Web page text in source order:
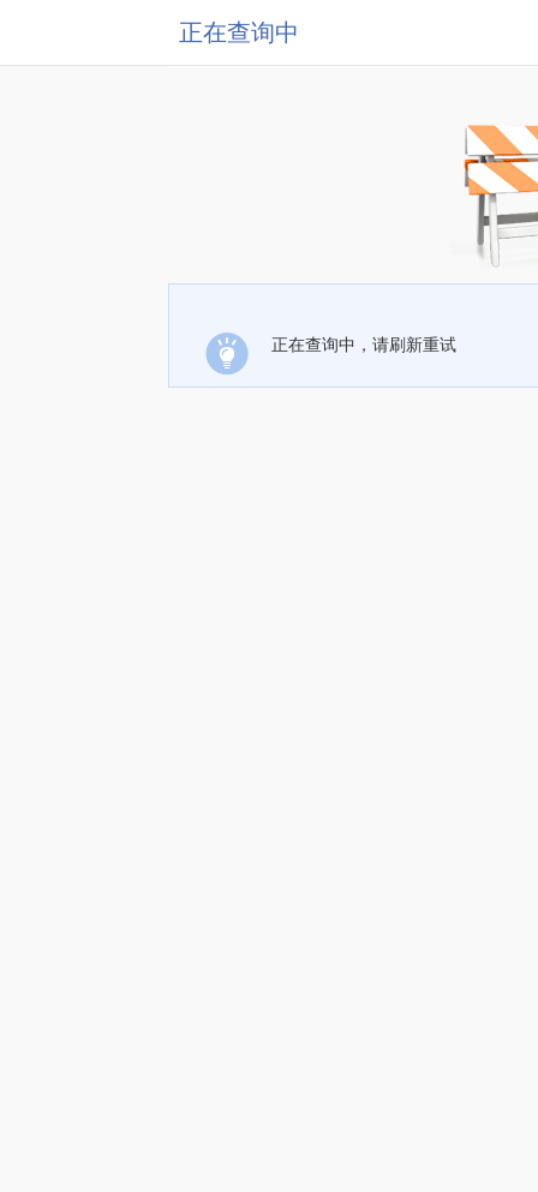
正在查询中
正在查询中，请刷新重试